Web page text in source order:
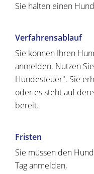
Sie halten einen
Verfahrensablauf
Sie können Ihren
anmelden. Nutzen
Hundesteuer". Sie
oder es steht auf
bereit.
Fristen
Sie müssen den
Tag anmelden,